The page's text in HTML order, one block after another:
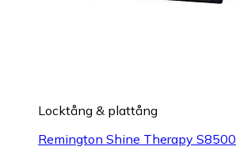
Locktång & plattång
Remington Shine Therapy S8500